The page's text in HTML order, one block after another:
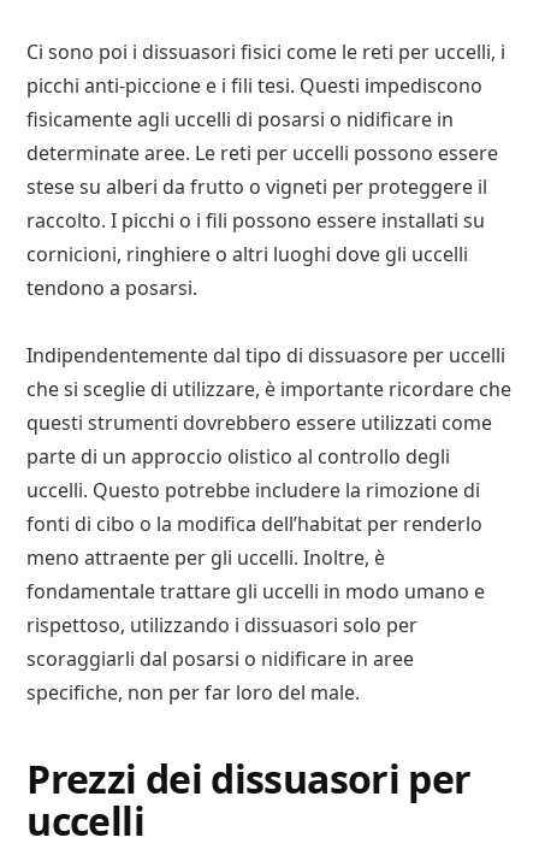
Ci sono poi i dissuasori fisici come le reti per uccelli, i
picchi anti-piccione e i fili tesi. Questi impediscono
fisicamente agli uccelli di posarsi o nidificare in
determinate aree. Le reti per uccelli possono essere
stese su alberi da frutto o vigneti per proteggere il
raccolto. I picchi o i fili possono essere installati su
cornicioni, ringhiere o altri luoghi dove gli uccelli
tendono a posarsi.
Indipendentemente dal tipo di dissuasore per uccelli
che si sceglie di utilizzare, è importante ricordare che
questi strumenti dovrebbero essere utilizzati come
parte di un approccio olistico al controllo degli
uccelli. Questo potrebbe includere la rimozione di
fonti di cibo o la modifica dell’habitat per renderlo
meno attraente per gli uccelli. Inoltre, è
fondamentale trattare gli uccelli in modo umano e
rispettoso, utilizzando i dissuasori solo per
scoraggiarli dal posarsi o nidificare in aree
specifiche, non per far loro del male.
Prezzi dei dissuasori per
uccelli